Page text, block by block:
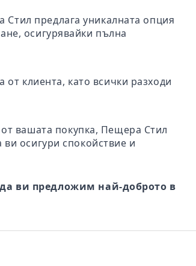
Стил предлага уникалната опция
осигурявайки пълна
клиента, като всички разходи
вашата покупка, Пещера Стил
осигури спокойствие и
ви предложим най-доброто в